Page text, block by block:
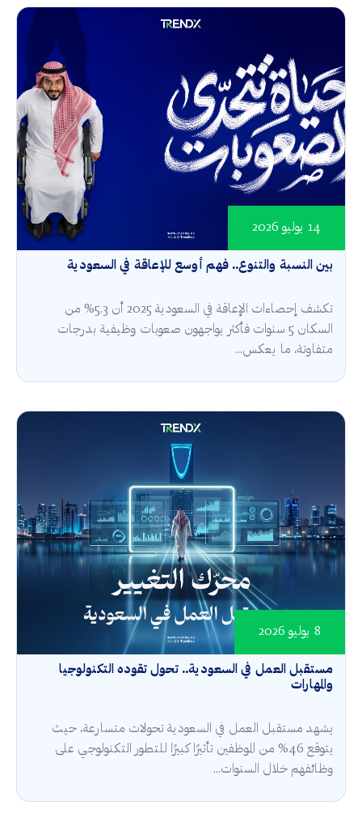
بين النسبة والتنوع.. فهم أوسع للإعاقة في السعودية
14 يوليو 2026
تكشف إحصاءات الإعاقة في السعودية 2025 أن 5.3% من
السكان 5 سنوات فأكثر يواجهون صعوبات وظيفية بدرجات
متفاوتة، ما يعكس...
مستقبل العمل في السعودية.. تحول تقوده التكنولوجيا
والمهارات
8 يوليو 2026
يشهد مستقبل العمل في السعودية تحولات متسارعة، حيث
يتوقع 46% من الموظفين تأثيرًا كبيرًا للتطور التكنولوجي على
وظائفهم خلال السنوات...